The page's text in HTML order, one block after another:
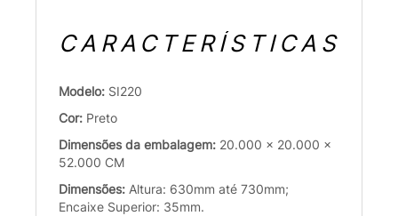
CARACTERÍSTICAS
Modelo: SI220
Cor: Preto
Dimensões da embalagem: 20.000 x 20.000 x
52.000 CM
Dimensões: Altura: 630mm até 730mm;
Encaixe Superior: 35mm.